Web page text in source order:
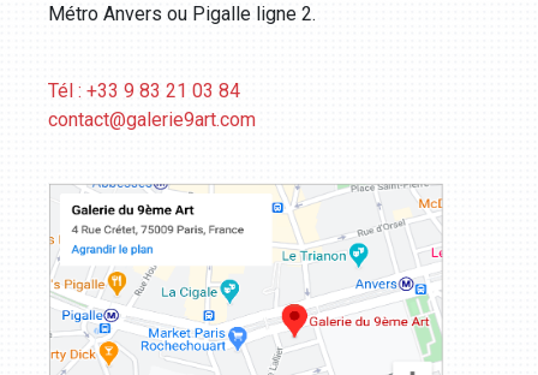
Métro Anvers ou Pigalle ligne 2.
Tél : +33 9 83 21 03 84
contact@galerie9art.com